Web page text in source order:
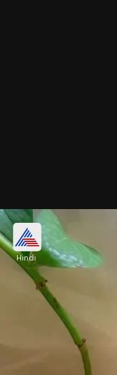
पैरों में फूल के साथ
आलता पेन का यूज
Image credits: pinterest
Hindi